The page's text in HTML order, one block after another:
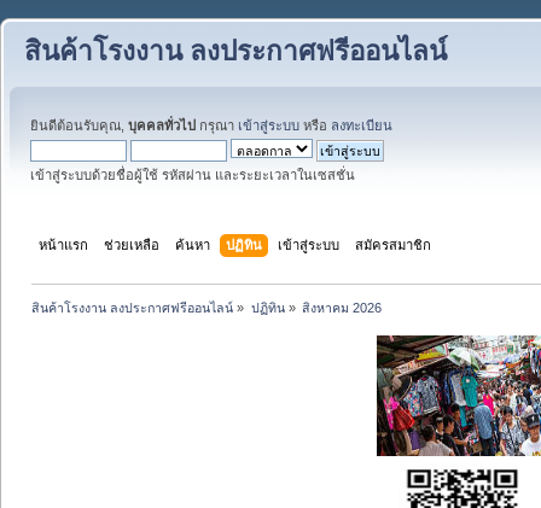
สินค้าโรงงาน ลงประกาศฟรีออนไลน์
ยินดีต้อนรับคุณ, บุคคลทั่วไป กรุณา เข้าสู่ระบบ หรือ ลงทะเบียน
เข้าสู่ระบบด้วยชื่อผู้ใช้ รหัสผ่าน และระยะเวลาในเซสชั่น
หน้าแรก ช่วยเหลือ ค้นหา ปฏิทิน เข้าสู่ระบบ สมัครสมาชิก
สินค้าโรงงาน ลงประกาศฟรีออนไลน์ » ปฏิทิน» สิงหาคม 2026